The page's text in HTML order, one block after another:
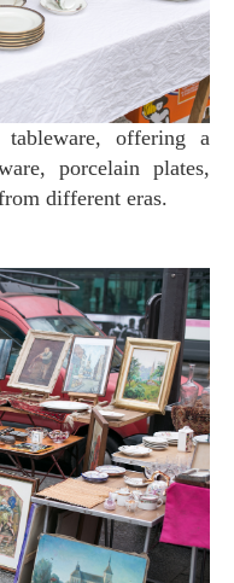
offering a
porcelain plates,
different eras.